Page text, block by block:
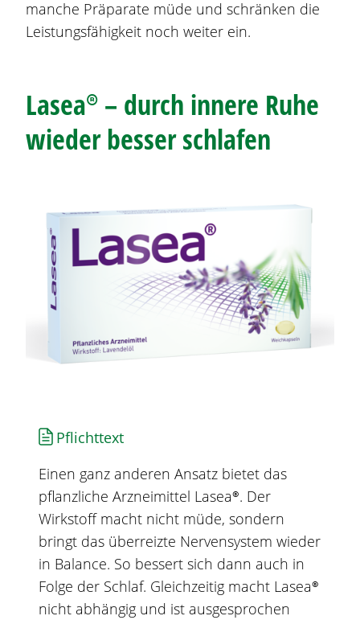
manche Präparate müde und schränken die
Leistungsfähigkeit noch weiter ein.
Lasea®– durch innere Ruhe
wieder besser schlafen
Einen ganz anderen Ansatz bietet das
pflanzliche Arzneimittel Lasea®. Der
Wirkstoff macht nicht müde, sondern
bringt das überreizte Nervensystem wieder
in Balance. So bessert sich dann auch in
Folge der Schlaf. Gleichzeitig macht Lasea®
nicht abhängig und ist ausgesprochen
Pflichttext